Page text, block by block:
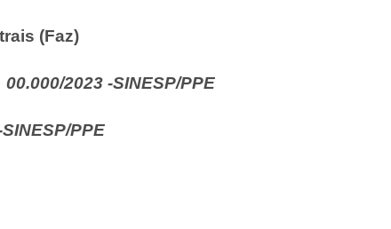
(Faz)
2023 -SINESP/PPE
PPE